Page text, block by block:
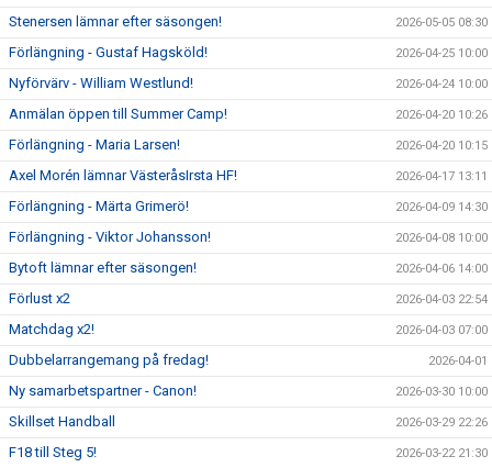
Stenersen lämnar efter säsongen! 2026-05-05 08:30
Förlängning - Gustaf Hagsköld! 2026-04-25 10:00
Nyförvärv - William Westlund! 2026-04-24 10:00
Anmälan öppen till Summer Camp! 2026-04-20 10:26
Förlängning - Maria Larsen! 2026-04-20 10:15
Axel Morén lämnar VästeråsIrsta HF! 2026-04-17 13:11
Förlängning - Märta Grimerö! 2026-04-09 14:30
Förlängning - Viktor Johansson! 2026-04-08 10:00
Bytoft lämnar efter säsongen! 2026-04-06 14:00
Förlust x2 2026-04-03 22:54
Matchdag x2! 2026-04-03 07:00
Dubbelarrangemang på fredag! 2026-04-01
Ny samarbetspartner - Canon! 2026-03-30 10:00
Skillset Handball 2026-03-29 22:26
F18 till Steg 5! 2026-03-22 21:30